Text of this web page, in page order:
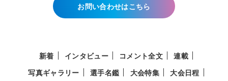
お問い合わせはこちら
新着 インタビュー コメント全文
連載
写真ギャラリー
選手名鑑 大会特集
大会日程